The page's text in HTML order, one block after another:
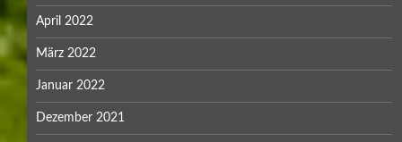
April 2022
März 2022
Januar 2022
Dezember 2021